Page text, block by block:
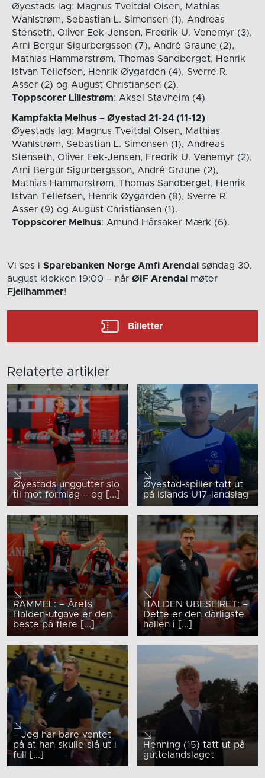
Øyestads lag: Magnus Tveitdal Olsen, Mathias
Wahlstrøm, Sebastian L. Simonsen (1), Andreas
Stenseth, Oliver Eek-Jensen, Fredrik U. Venemyr (3),
Arni Bergur Sigurbergsson (7), André Graune (2),
Mathias Hammarstrøm, Thomas Sandberget, Henrik
Istvan Tellefsen, Henrik Øygarden (4), Sverre R.
Asser (2) og August Christiansen (2).
Toppscorer Lillestrøm: Aksel Stavheim (4)
Kampfakta Melhus – Øyestad 21-24 (11-12)
Øyestads lag: Magnus Tveitdal Olsen, Mathias
Wahlstrøm, Sebastian L. Simonsen (1), Andreas
Stenseth, Oliver Eek-Jensen, Fredrik U. Venemyr (2),
Arni Bergur Sigurbergsson, André Graune (2),
Mathias Hammarstrøm, Thomas Sandberget, Henrik
Istvan Tellefsen, Henrik Øygarden (8), Sverre R.
Asser (9) og August Christiansen (1).
Toppscorer Melhus: Amund Hårsaker Mærk (6).
Vi ses i Sparebanken Norge Amfi Arendal
søndag 30.
august klokken 19:00 – når ØIF Arendal
møter
Fjellhammer!
Billetter
Relaterte artikler
Øyestads unggutter slo
til mot formlag – og [...]
Øyestad-spiller tatt ut
på Islands U17-landslag
RAMMEL: – Årets
Halden-utgave er den
beste på flere [...]
HALDEN UBESEIRET: –
Dette er den dårligste
hallen i [...]
– Jeg har bare ventet
på at han skulle slå ut i
full [...]
Henning (15) tatt ut på
guttelandslaget